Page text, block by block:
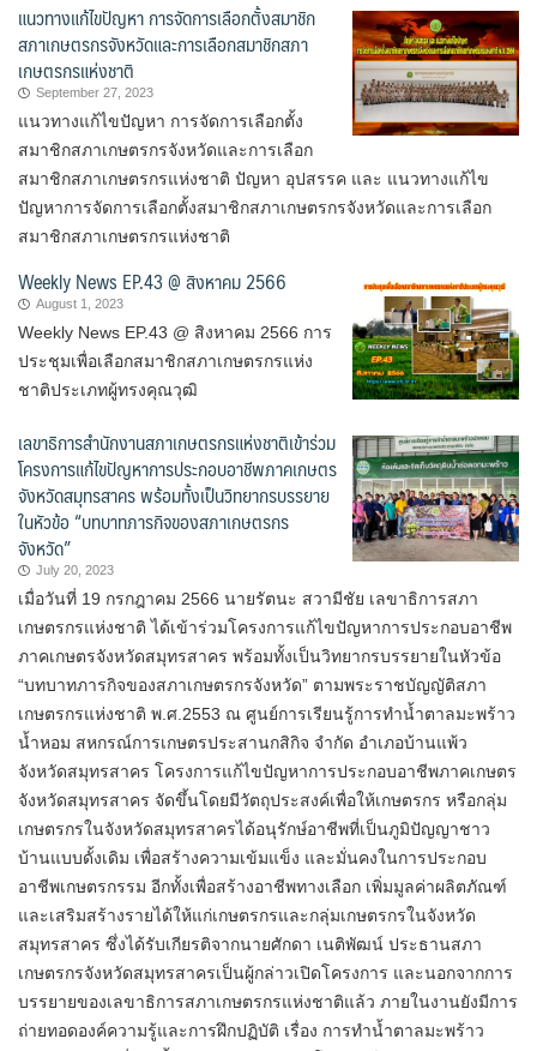
แนวทางแก้ไขปัญหา การจัดการเลือกตั้งสมาชิก
สภาเกษตรกรจังหวัดและการเลือกสมาชิกสภา
เกษตรกรแห่งชาติ
September 27, 2023
แนวทางแก้ไขปัญหา การจัดการเลือกตั้ง
สมาชิกสภาเกษตรกรจังหวัดและการเลือก
สมาชิกสภาเกษตรกรแห่งชาติ ปัญหา อุปสรรค และ แนวทางแก้ไข
ปัญหาการจัดการเลือกตั้งสมาชิกสภาเกษตรกรจังหวัดและการเลือก
สมาชิกสภาเกษตรกรแห่งชาติ
Weekly News EP.43 @ สิงหาคม 2566
August 1, 2023
Weekly News EP.43 @ สิงหาคม 2566 การ
ประชุมเพื่อเลือกสมาชิกสภาเกษตรกรแห่ง
ชาติประเภทผู้ทรงคุณวุฒิ
เลขาธิการสำนักงานสภาเกษตรกรแห่งชาติเข้าร่วม
โครงการแก้ไขปัญหาการประกอบอาชีพภาคเกษตร
จังหวัดสมุทรสาคร พร้อมทั้งเป็นวิทยากรบรรยาย
ในหัวข้อ “บทบาทภารกิจของสภาเกษตรกร
จังหวัด”
July 20, 2023
เมื่อวันที่ 19 กรกฎาคม 2566 นายรัตนะ สวามีชัย เลขาธิการสภา
เกษตรกรแห่งชาติ ได้เข้าร่วมโครงการแก้ไขปัญหาการประกอบอาชีพ
ภาคเกษตรจังหวัดสมุทรสาคร พร้อมทั้งเป็นวิทยากรบรรยายในหัวข้อ
“บทบาทภารกิจของสภาเกษตรกรจังหวัด” ตามพระราชบัญญัติสภา
เกษตรกรแห่งชาติ พ.ศ.2553 ณ ศูนย์การเรียนรู้การทำน้ำตาลมะพร้าว
น้ำหอม สหกรณ์การเกษตรประสานกสิกิจ จำกัด อำเภอบ้านแพ้ว
จังหวัดสมุทรสาคร โครงการแก้ไขปัญหาการประกอบอาชีพภาคเกษตร
จังหวัดสมุทรสาคร จัดขึ้นโดยมีวัตถุประสงค์เพื่อให้เกษตรกร หรือกลุ่ม
เกษตรกรในจังหวัดสมุทรสาครได้อนุรักษ์อาชีพที่เป็นภูมิปัญญาชาว
บ้านแบบดั้งเดิม เพื่อสร้างความเข้มแข็ง และมั่นคงในการประกอบ
อาชีพเกษตรกรรม อีกทั้งเพื่อสร้างอาชีพทางเลือก เพิ่มมูลค่าผลิตภัณฑ์
และเสริมสร้างรายได้ให้แก่เกษตรกรและกลุ่มเกษตรกรในจังหวัด
สมุทรสาคร ซึ่งได้รับเกียรติจากนายศักดา เนติพัฒน์ ประธานสภา
เกษตรกรจังหวัดสมุทรสาครเป็นผู้กล่าวเปิดโครงการ และนอกจากการ
บรรยายของเลขาธิการสภาเกษตรกรแห่งชาติแล้ว ภายในงานยังมีการ
ถ่ายทอดองค์ความรู้และการฝึกปฏิบัติ เรื่อง การทำน้ำตาลมะพร้าว